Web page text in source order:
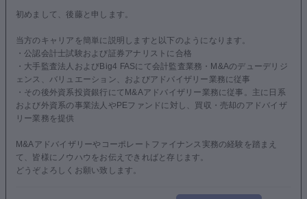
初めまして、後藤と申します。
当方のキャリアを簡単に説明しますと以下のようになります。
・公認会計士試験および証券アナリストに合格
・大手監査法人およびBig4 FASにて会計監査業務・M&Aのデューデリジ
ェンス、バリュエーション、およびアドバイザリー業務に従事
・その後外資系投資銀行にてM&Aアドバイザリー業務に従事。主に日系
および外資系の事業法人やPEファンドに対し、買収・売却のアドバイザ
リー業務を提供
M&Aアドバイザリーやコーポレートファイナンス実務の経験を踏まえ
て、皆様にノウハウをお伝えできればと存じます。
どうぞよろしくお願い致します。